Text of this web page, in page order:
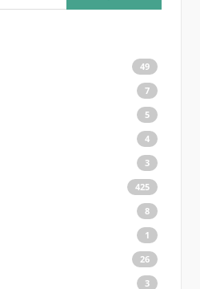
49
7
5
4
3
425
8
1
26
3